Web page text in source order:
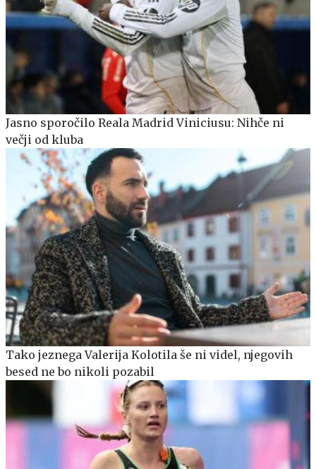
Jasno sporočilo Reala Madrid Viniciusu: Nihče ni
večji od kluba
Tako jeznega Valerija Kolotila še ni videl, njegovih
besed ne bo nikoli pozabil